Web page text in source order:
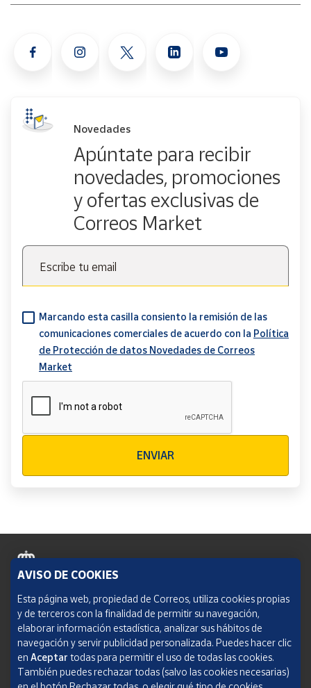
Novedades
Apúntate para recibir
novedades, promociones
y ofertas exclusivas de
Correos Market
Escribe tu email
Marcando esta casilla consiento la remisión de las
comunicaciones comerciales de acuerdo con la Política
de Protección de datos Novedades de Correos
Market
ENVIAR
Política de cookies
Aviso legal
Condiciones del servicio
Política de Privacidad Web
AVISO DE COOKIES
Esta página web, propiedad de Correos, utiliza cookies propias
y de terceros con la finalidad de permitir su navegación,
elaborar información estadística, analizar sus hábitos de
navegación y servir publicidad personalizada. Puedes hacer clic
en Aceptar todas para permitir el uso de todas las cookies.
También puedes rechazar todas (salvo las cookies necesarias)